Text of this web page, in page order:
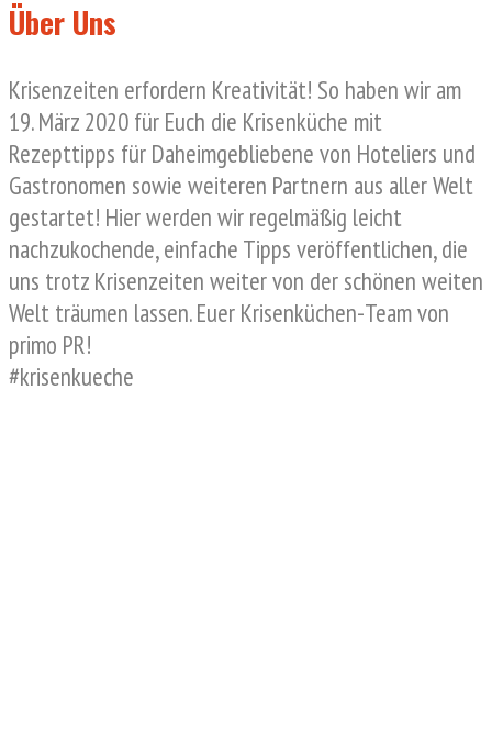
Über Uns
Krisenzeiten erfordern Kreativität! So haben wir am
19. März 2020 für Euch die Krisenküche mit
Rezepttipps für Daheimgebliebene von Hoteliers und
Gastronomen sowie weiteren Partnern aus aller Welt
gestartet! Hier werden wir regelmäßig leicht
nachzukochende, einfache Tipps veröffentlichen, die
uns trotz Krisenzeiten weiter von der schönen weiten
Welt träumen lassen. Euer Krisenküchen-Team von
primo PR!
#krisenkueche